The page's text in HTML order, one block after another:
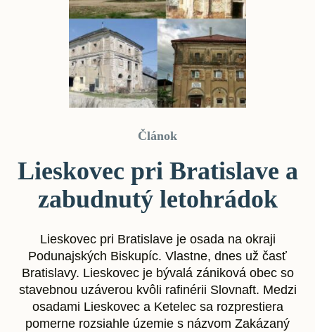
Článok
Lieskovec pri Bratislave a
zabudnutý letohrádok
Lieskovec pri Bratislave je osada na okraji
Podunajských Biskupíc. Vlastne, dnes už časť
Bratislavy. Lieskovec je bývalá zániková obec so
stavebnou uzáverou kvôli rafinérii Slovnaft. Medzi
osadami Lieskovec a Ketelec sa rozprestiera
pomerne rozsiahle územie s názvom Zakázaný